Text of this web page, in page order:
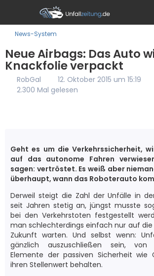
News-System
Neue Airbags: Das Auto
Knackfolie verpackt
RobGal 12. Oktober 2015 um 15:19
2.300 Mal gelesen
Geht es um die Verkehrssicherheit,
auf das autonome Fahren
sagen: vertröstet. Es weiß aber
überhaupt, wann das Roboterauto
Derweil steigt die Zahl der Unfälle in
seit Jahren stetig an, jüngst musste
bei den Verkehrstoten festgestellt
man schlechterdings einfach nur auf
Zukunft warten. Und selbst wenn:
gänzlich auszuschließen sein, von
Elemente der passiven Sicherheit wie
ihren Stellenwert behalten.